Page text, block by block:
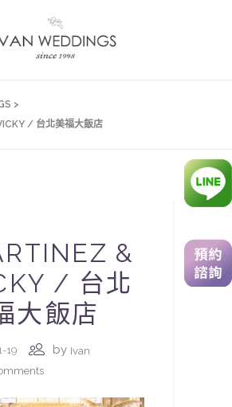
>
/ 台北美福大飯店
&
/ 台北
大飯店
19 by Ivan